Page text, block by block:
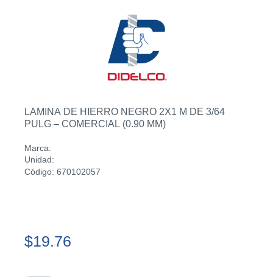
LAMINA DE HIERRO NEGRO 2X1 M DE 3/64
PULG – COMERCIAL (0.90 MM)
Marca:
Unidad:
Código: 670102057
$19.76